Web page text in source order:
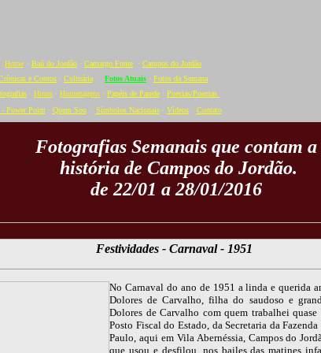
Home · Baú do Jordão · Camargo Freire · Campos do Jordão
e Contos · Culinária · Fotos Atuais · Fotos da Semana
· Hinos · Homenagens · Papéis de Parede · Poesias/Poemas
- Power Point· Quem Sou· Símbolos Nacionais· Vídeos · Contato
Fotografias Semanais que contam a
história de Campos do Jordão.
de 22/01 a 28/01/2016
Festividades - Carnaval - 1951
No Carnaval do ano de 1951 a linda e querida
Dolores de Carvalho, filha do saudoso e
Dolores de Carvalho com quem trabalhei quase
Posto Fiscal do Estado, da Secretaria da
Paulo, aqui em Vila Abernéssia, Campos do
que usou e desfilou, nos bailes das matines